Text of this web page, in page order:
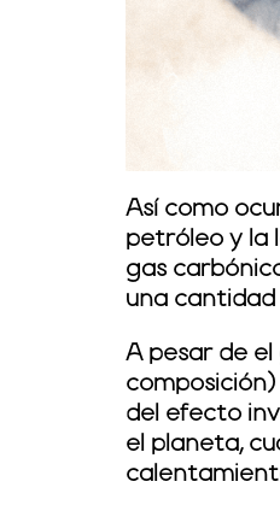
Así como
petróleo y la
gas
una cantidad
A pesar de
del efecto
el planeta,